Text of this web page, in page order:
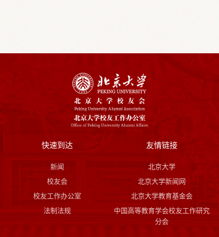
快速到达
新闻
校友会
校友工作办公室
法制法规
友情链接
北京大学
北京大学新闻网
北京大学教育基金会
中国高等教育学会校友工作研究
分会